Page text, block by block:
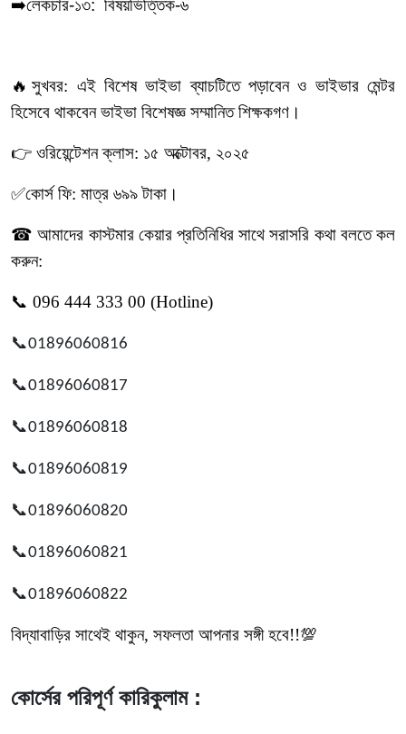
➡️লেকচার-১৩: বিষয়ভিত্তিক-৬
🔥সুখবর: এই বিশেষ ভাইভা ব্যাচটিতে পড়াবেন ও ভাইভার মেন্টর
হিসেবে থাকবেন ভাইভা বিশেষজ্ঞ সম্মানিত শিক্ষকগণ।
👉 ওরিয়েন্টেশন ক্লাস: ১৫ অক্টোবর, ২০২৫
✅কোর্স ফি: মাত্র ৬৯৯ টাকা।
☎ আমাদের কাস্টমার কেয়ার প্রতিনিধির সাথে সরাসরি কথা বলতে কল
করুন:
📞 096 444 333 00 (Hotline)
📞01896060816
📞01896060817
📞01896060818
📞01896060819
📞01896060820
📞01896060821
📞01896060822
বিদ্যাবাড়ির সাথেই থাকুন, সফলতা আপনার সঙ্গী হবে!!💯
কোর্সের পরিপূর্ণ কারিকুলাম :